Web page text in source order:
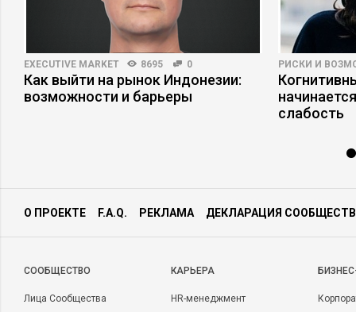
EXECUTIVE MARKET 8695 0
Как выйти на рынок Индонезии:
возможности и барьеры
РИСКИ И
слабость
О ПРОЕКТЕ F.A.Q. РЕКЛАМА ДЕКЛАРАЦИЯ
CООБЩЕСТВО
Лица Сообщества
КАРЬЕРА
HR-менеджмент